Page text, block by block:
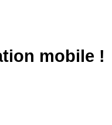
mobile !